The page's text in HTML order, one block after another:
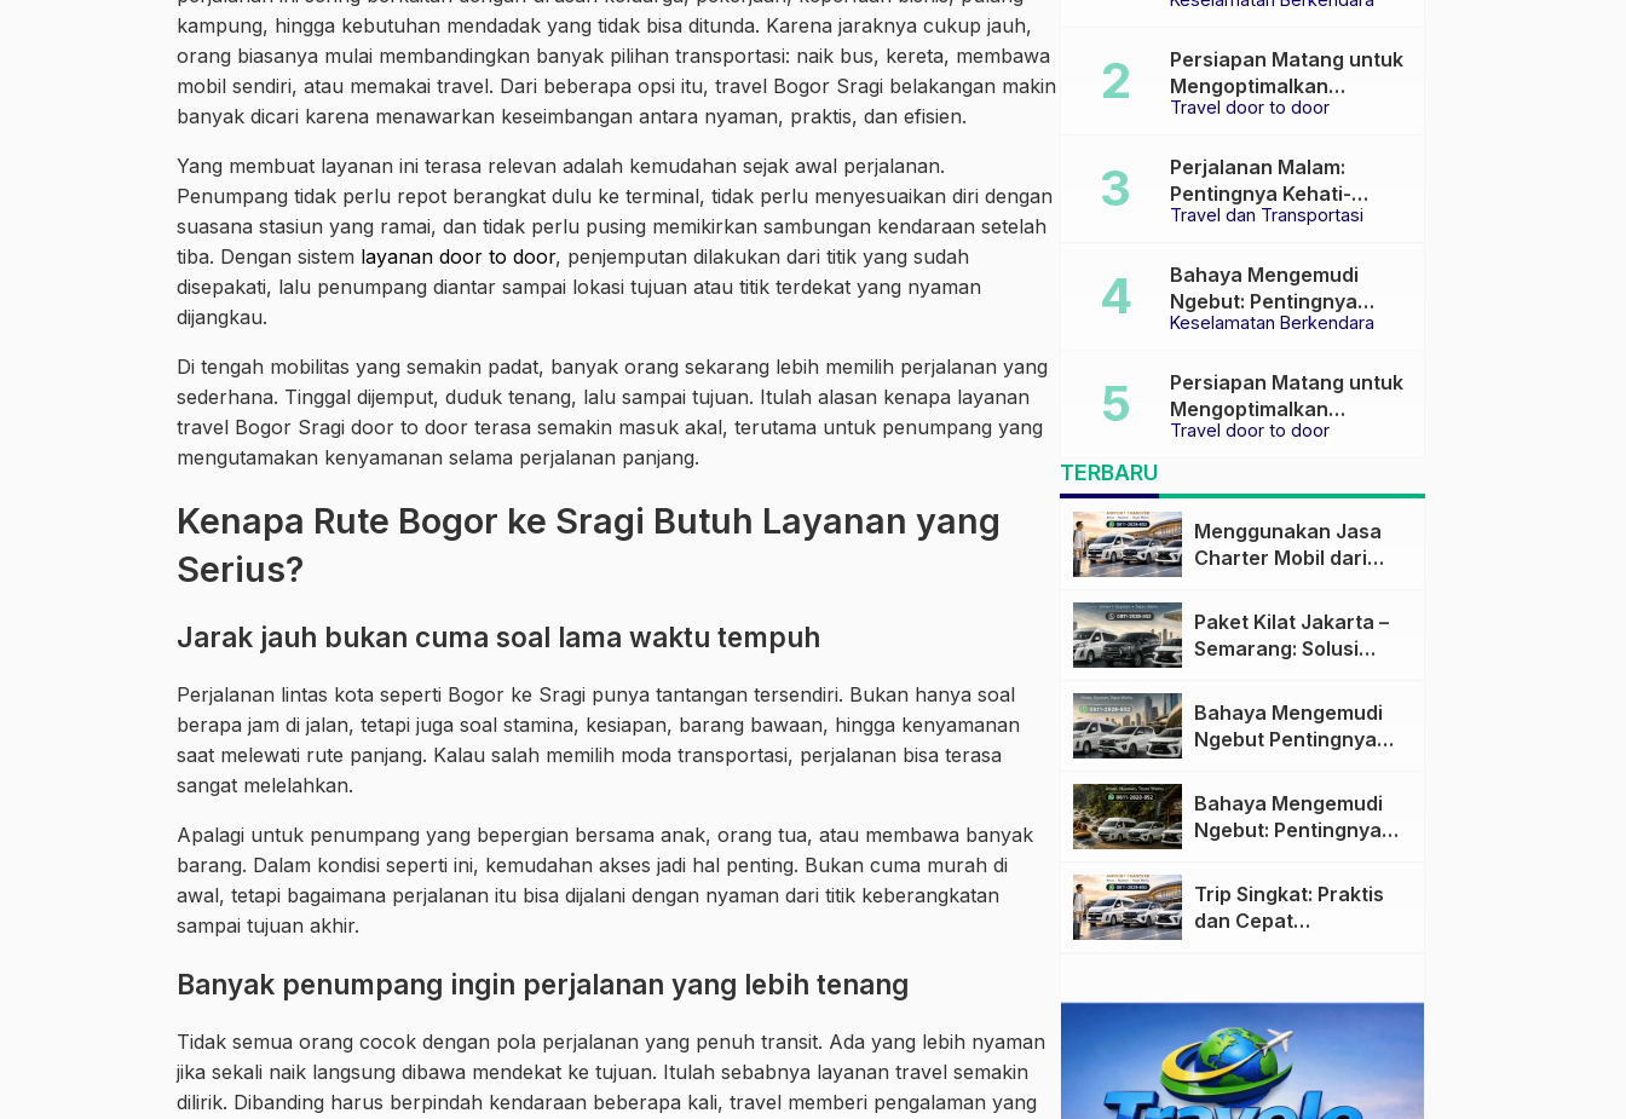
kampung, hingga kebutuhan mendadak yang tidak bisa ditunda. Karena jaraknya cukup jauh,
orang biasanya mulai membandingkan banyak pilihan transportasi: naik bus, kereta, membawa
mobil sendiri, atau memakai travel. Dari beberapa opsi itu, travel Bogor Sragi belakangan makin
banyak dicari karena menawarkan keseimbangan antara nyaman, praktis, dan efisien.
Yang membuat layanan ini terasa relevan adalah kemudahan sejak awal perjalanan.
Penumpang tidak perlu repot berangkat dulu ke terminal, tidak perlu menyesuaikan diri dengan
suasana stasiun yang ramai, dan tidak perlu pusing memikirkan sambungan kendaraan setelah
tiba. Dengan sistem layanan door to door, penjemputan dilakukan dari titik yang sudah
disepakati, lalu penumpang diantar sampai lokasi tujuan atau titik terdekat yang nyaman
dijangkau.
Di tengah mobilitas yang semakin padat, banyak orang sekarang lebih memilih perjalanan yang
sederhana. Tinggal dijemput, duduk tenang, lalu sampai tujuan. Itulah alasan kenapa layanan
travel Bogor Sragi door to door terasa semakin masuk akal, terutama untuk penumpang yang
mengutamakan kenyamanan selama perjalanan panjang.
Kenapa Rute Bogor ke Sragi Butuh Layanan yang
Serius?
Jarak jauh bukan cuma soal lama waktu tempuh
Perjalanan lintas kota seperti Bogor ke Sragi punya tantangan tersendiri. Bukan hanya soal
berapa jam di jalan, tetapi juga soal stamina, kesiapan, barang bawaan, hingga kenyamanan
saat melewati rute panjang. Kalau salah memilih moda transportasi, perjalanan bisa terasa
sangat melelahkan.
Apalagi untuk penumpang yang bepergian bersama anak, orang tua, atau membawa banyak
barang. Dalam kondisi seperti ini, kemudahan akses jadi hal penting. Bukan cuma murah di
awal, tetapi bagaimana perjalanan itu bisa dijalani dengan nyaman dari titik keberangkatan
sampai tujuan akhir.
Banyak penumpang ingin perjalanan yang lebih tenang
Tidak semua orang cocok dengan pola perjalanan yang penuh transit. Ada yang lebih nyaman
jika sekali naik langsung dibawa mendekat ke tujuan. Itulah sebabnya layanan travel semakin
dilirik. Dibanding harus berpindah kendaraan beberapa kali, travel memberi pengalaman yang
Travel door to door
Persiapan Matang untuk
Mengoptimalkan
Pengalaman Travel
Travel dan Transportasi
Perjalanan Malam:
Pentingnya Kehati-
hatian dan Pemilihan
Keselamatan Berkendara
Bahaya Mengemudi
Ngebut: Pentingnya
Keselamatan di Jalan
Travel door to door
Persiapan Matang untuk
Mengoptimalkan
Pengalaman Travel
TERBARU
Menggunakan Jasa
Charter Mobil dari
Nyaman dan Fleksibel
Paket Kilat Jakarta –
Semarang: Solusi
Efisien
Bahaya Mengemudi
Ngebut Pentingnya
raya
Bahaya Mengemudi
Ngebut: Pentingnya
Trip Singkat: Praktis
dan Cepat